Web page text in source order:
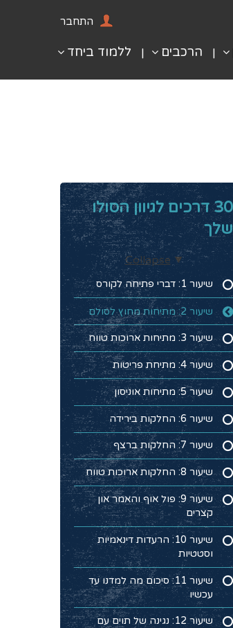
התחבר
הרכבים ללמוד ביחד
30 דרכים לגיוון הסולו
שלך
Collapse
שיעור 1: דברי פתיחה לקורס
שיעור 2: מתיחות מחוץ לסולם
שיעור 3: מתיחות ארוכות טווח
שיעור 4: מתיחת פריטות
שיעור 5: מתיחות אוניסון
שיעור 6: החלקות בירידה
שיעור 7: החלקות ברצף
שיעור 8: החלקות ארוכות טווח
שיעור 9: פול אוף והאמר און
קצרים
שיעור 10: הרעדות דינאמיות
וסטטיות
שיעור 11: סיכום מה למדנו עד
עכשיו
שיעור 12: נגינה של תוים עם